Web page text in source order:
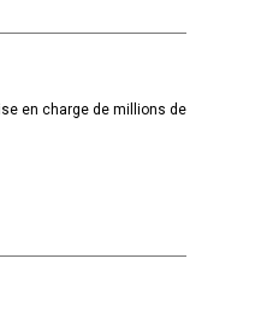
en charge de millions de